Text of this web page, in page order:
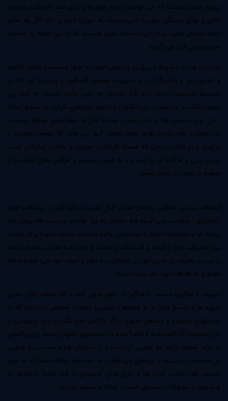
نیروی انسانی اسـت که می تواند در موارد فوق ما را یاری دهد تا بدانیم سازمان
خلاق و نوآور بستگی تقریباً تامی نسبت به نیروی انسانی دارد اگر چه سایر
ابعاد سازمان خلاق نیز در این مساءله دخیل هستند که در این مقاله به اختصار
مورد بررسی قرار می گیرند.
سـازمـان هـا بـا مـحـیـط بـیـرونـی و داخـلی خـود بـه طـور مـسـتـمـر تعامل داشته
و تاءثیرپذیر و تاءثیرگذارند. و تغییرات متعدد، گوناگون و پیچیده ای کـه در
مـحـیـط بـیـرونـی وجـود دارد کـه سازمان ها نمی توانند نسبت به آنها بی
تفاوت بـاشـنـد. در صـورت بـی تـفاوتی و تداوم رفتارهای تکراری در محیط بسته
، این نوع سـازمـان هـا رو بـه نـابـودی بوده و قادر به حفظ وضع موجود نیستند.
لذا تداوم و بقاء سازمان ها و تحقق اهداف آنها می طلبد که نهضت خلاقیت و
نوآوری را در ارکان سازمان که هـمـانا کارکنان ، مدیران و ساختار سازمانی است
پیش بینی و فرآیند آن را ترسیم و به صورت مستمر و فراگیر مطرح سازند تا از
سقوط و نابودی در امان باشند.
انعطاف پذیری منطقی سازمان ها در قبال تغییرات گوناگون و پیشرفت های
تکنولوژی ، مـوجـب مـی شـود کـه سازمان به روز بوده و سیاست ها، روش ها،
برنامه ها و تصمیمات خـود را بـراسـاس ‍ واقـعـیـات تـنـظـیـم نـمـوده و در صورت
نیاز تغییرات لازم را ایجاد و اشـکـالات را مـرتـفـع و بـرنـامـه هـای پـیشرفت خود
را ترسیم نمایند. در چنین صورتی سازمان ، به بقاء و حیات خود می توانند ادامه
دهند و به اهداف مورد نظر دست یابند.
بـهـبود و نوآوری مستمر و فراگیر در واقع نوعی کند و کاو منظم برای یافتن
شیوه ها و پـاسـخ هـای نو به فشارها و تغییر و تحولات محیطی است چرا که در
محیطهای پیچیده و مـتحول امروزی دیگر واکنش های تکراری برای رویارویی با
این تغییرات کارآمد نبوده و دائمـاً بـاید در جستجوی راههای جدید برای واکنش
در برابر محیط برآمد. به عبارتی آن دسـتـه از سـازمـان هـا و سـیـسـتـم هـایـی
در مـحـیـط پـیـچـیـده و پرتحول می توانند به بقاء خود ادامه دهند که به طور
مستمر قادر باشند ایده ها و طرح هـای جـدیـدی را کـه لازمـه مـقـابـله بـا
فـشـارهـا و تـحـولات مـحـیـطی است ، ایجاد و منتشر نمایند.